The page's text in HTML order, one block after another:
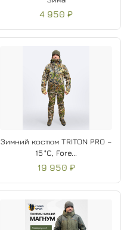
4 950 ₽
Зимний костюм TRITON PRO –
15 °C, Fore...
19 950 ₽